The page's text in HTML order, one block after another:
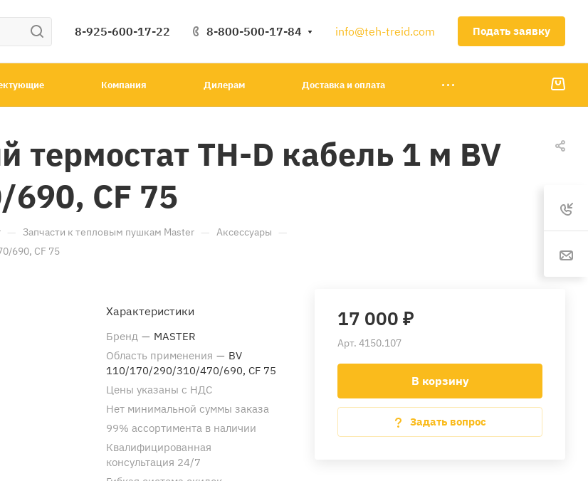
8-925-600-17-22 8-800-500-17-84 info@teh-treid.com Подать заявку
Компания Дилерам Доставка и оплата
TH-D кабель 1 м BV
CF 75
— Запчасти к тепловым пушкам Master — Аксессуары —
690, CF 75
17 000 ₽
Арт. 4150.107
В корзину
Задать вопрос
Характеристики
Бренд — MASTER
Область применения — BV
110/170/290/310/470/690, CF 75
Цены указаны с НДС
Нет минимальной суммы заказа
99% ассортимента в наличии
Квалифицированная
консультация 24/7